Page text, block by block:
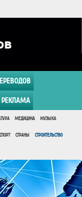
РЕКЛАМА
МЕДИЦИНА МУЗЫКА
СПОРТ СТРАНЫ СТРОИТЕЛЬСТВО